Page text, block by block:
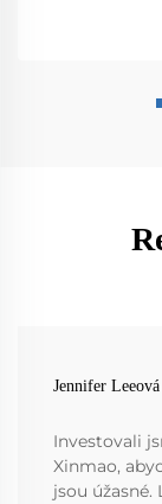
Jennifer Leeová
Investovali
Xinmao,
jsou